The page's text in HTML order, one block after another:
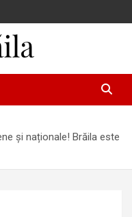
și naționale! Brăila este